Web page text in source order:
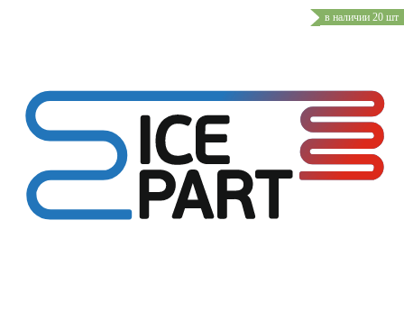
в наличии 20 шт